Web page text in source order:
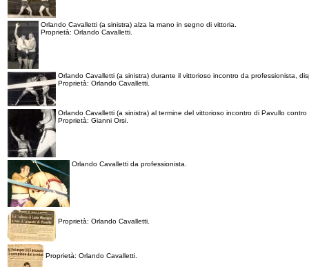
Orlando Cavalletti (a sinistra) alza la mano in segno di vittoria.
Proprietà: Orlando Cavalletti.
Orlando Cavalletti (a sinistra) durante il vittorioso incontro da professionista,
Proprietà: Orlando Cavalletti.
Orlando Cavalletti (a sinistra) al termine del vittorioso incontro di Pavullo contro
Proprietà: Gianni Orsi.
Orlando Cavalletti da professionista.
Proprietà: Orlando Cavalletti.
Proprietà: Orlando Cavalletti.